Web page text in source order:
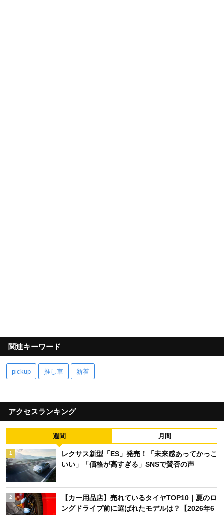
関連キーワード
pickup 推し車 新着
アクセスランキング
週間 月間
1
レクサス新型「ES」発売！「未来感あってかっこ
いい」「価格が高すぎる」SNSで賛否の声
2
【カー用品店】売れているタイヤTOP10｜夏のロ
ングドライブ前に選ばれたモデルは？【2026年6